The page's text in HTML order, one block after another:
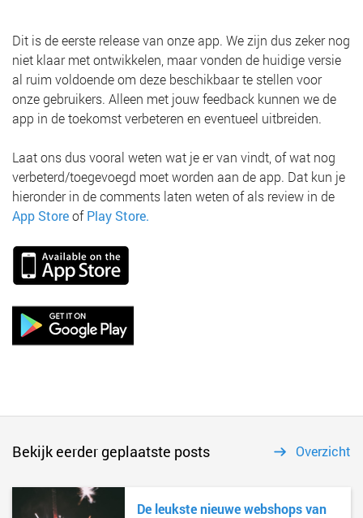
Dit is de eerste release van onze app. We zijn dus zeker nog
niet klaar met ontwikkelen, maar vonden de huidige versie
al ruim voldoende om deze beschikbaar te stellen voor
onze gebruikers. Alleen met jouw feedback kunnen we de
app in de toekomst verbeteren en eventueel uitbreiden.
Laat ons dus vooral weten wat je er van vindt, of wat nog
verbeterd/toegevoegd moet worden aan de app. Dat kun je
hieronder in de comments laten weten of als review in de
App StoreofPlay Store.
Bekijk eerder geplaatste posts Overzicht
De leukste nieuwe webshops van